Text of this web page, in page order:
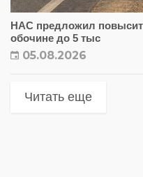
НАС предложил
обочине до 5 тыс
05.08.2026
Читать еще